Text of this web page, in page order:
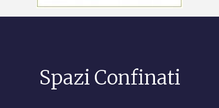
Spazi Confinati